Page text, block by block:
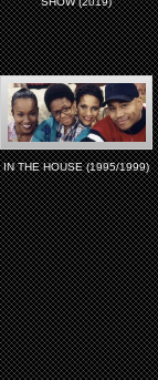
IN THE HOUSE (1995/1999)